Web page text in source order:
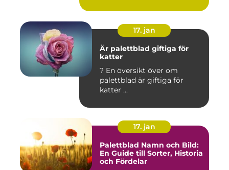
17. jan
Är palettblad giftiga för
katter
? En översikt över om
palettblad är giftiga för
katter ...
17. jan
Palettblad Namn och Bild:
En Guide till Sorter, Historia
och Fördelar